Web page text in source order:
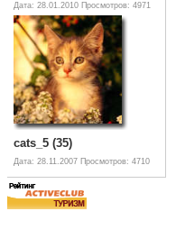
Дата: 28.01.2010 Просмотров: 4971
cats_5 (35)
Дата: 28.11.2007 Просмотров: 4710